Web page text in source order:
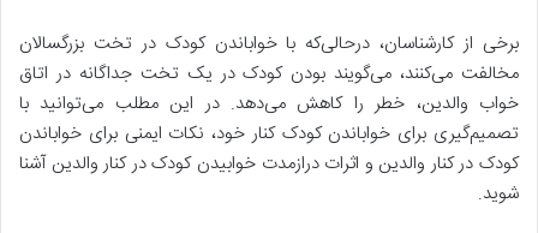
برخی از کارشناسان، درحالی‌که با خواباندن کودک در تخت بزرگسالان
مخالفت می‌کنند، می‌گویند بودن کودک در یک تخت جداگانه در اتاق
خواب والدین، خطر را کاهش می‌دهد. در این مطلب می‌توانید با
تصمیم‌گیری برای خواباندن کودک کنار خود، نکات ایمنی برای خواباندن
کودک در کنار والدین و اثرات درازمدت خوابیدن کودک در کنار والدین آشنا
شوید.